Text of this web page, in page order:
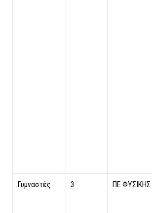
Γυμναστές 3 ΠΕ